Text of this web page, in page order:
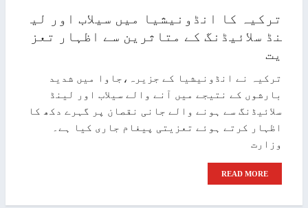
ترکیہ کا انڈونیشیا میں سیلاب اور لی
نڈ سلائیڈنگ کے متاثرین سے اظہار تعز
یت
ترکیہ نے انڈونیشیا کے جزیرہ،جاوا میں شدید
بارشوں کے نتیجے میں آنے والے سیلاب اور لینڈ
سلائیڈنگ سے ہونے والے جانی نقصان پر گہرے دکھ کا
اظہار کرتے ہوئے تعزیتی پیغام جاری کیا ہے۔
وزارت
READ MORE